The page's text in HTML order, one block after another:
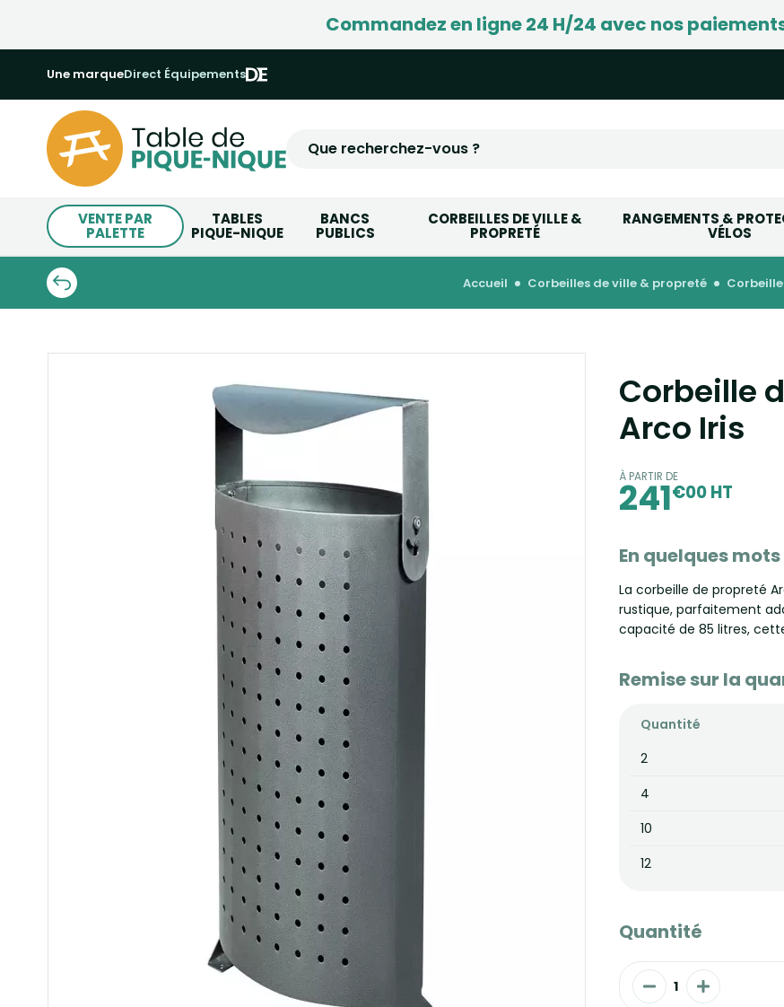
Commandez en ligne 24 H/24 avec nos
Une marqueDirect Équipements
VENTE PAR
PALETTE
TABLES
PIQUE-NIQUE
BANCS
PUBLICS
CORBEILLES DE VILLE &
PROPRETÉ
RANGEMENTS &
VÉLOS
accueil corbeilles de ville & propreté
Corbeille
Arco Iris
À PARTIR DE
241€00 HT
En quelques mots
La corbeille de propreté
rustique, parfaitement
capacité de 85 litres,
Remise sur la
Quantité
2
4
10
12
Quantité